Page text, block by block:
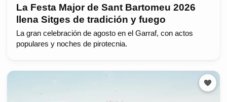
La Festa Major de Sant Bartomeu 2026
llena Sitges de tradición y fuego
La gran celebración de agosto en el Garraf, con actos
populares y noches de pirotecnia.